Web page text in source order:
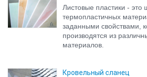
Листовые пластики - это
термопластичных
заданными свойствами,
производятся из
материалов.
Кровельный сланец